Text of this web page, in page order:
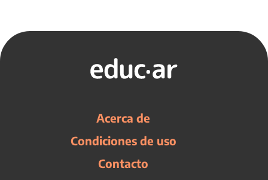
Acerca de
Condiciones de uso
Contacto